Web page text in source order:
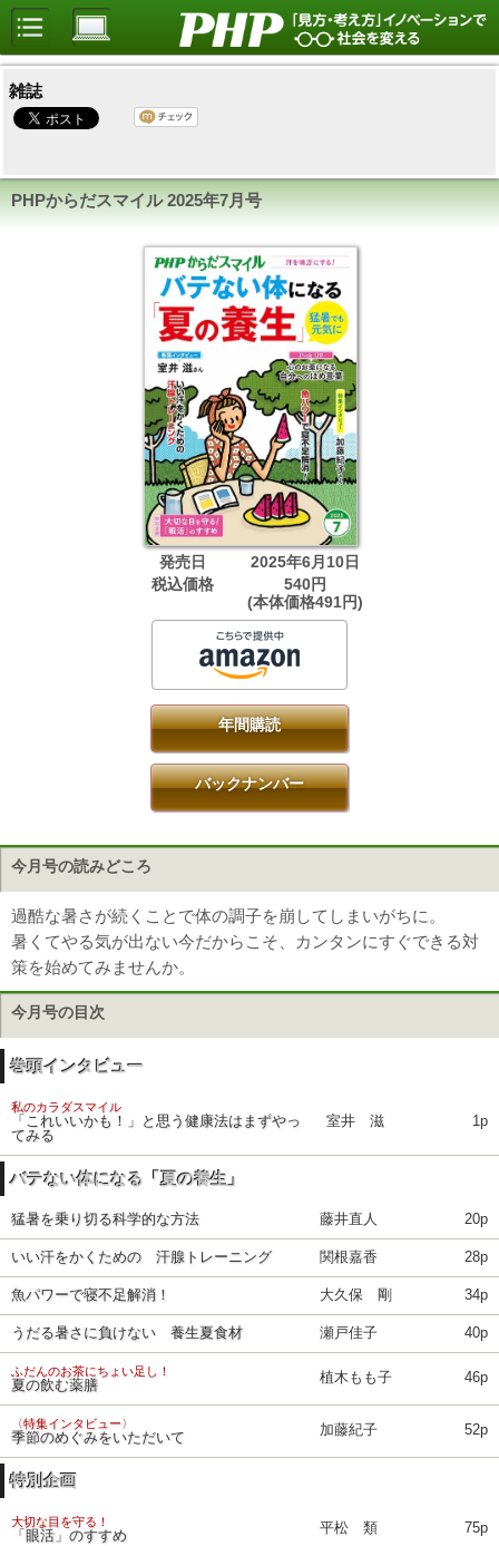
雑誌
PHPからだスマイル2025年7月号
発売日
2025年6月10日
税込価格
540円
(本体価格491円)
年間購読
バックナンバー
今月号の読みどころ
過酷な暑さが続くことで体の調子を崩してしまいがちに。
暑くてやる気が出ない今だからこそ、カンタンにすぐできる対
策を始めてみませんか。
今月号の目次
巻頭インタビュー
私のカラダスマイル
「これいいかも！」と思う健康法はまずやっ
てみる
室井 滋 1p
バテない体になる「夏の養生」
猛暑を乗り切る科学的な方法 藤井直人 20p
いい汗をかくための 汗腺トレーニング 関根嘉香 28p
魚パワーで寝不足解消！ 大久保 剛 34p
うだる暑さに負けない 養生夏食材 瀬戸佳子 40p
ふだんのお茶にちょい足し！
夏の飲む薬膳 植木もも子 46p
〈特集インタビュー〉
季節のめぐみをいただいて 加藤紀子 52p
特別企画
大切な目を守る！
「眼活」のすすめ 平松 類 75p